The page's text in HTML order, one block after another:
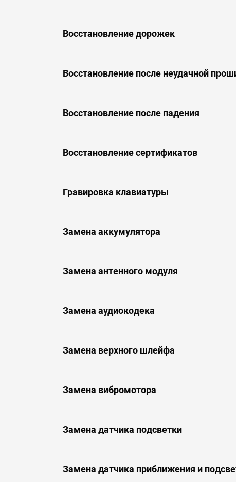
Восстановление дорожек
Восстановление после неудачной
Восстановление после падения
Восстановление сертификатов
Гравировка клавиатуры
Замена аккумулятора
Замена антенного модуля
Замена аудиокодека
Замена верхного шлейфа
Замена вибромотора
Замена датчика подсветки
Замена датчика приближения и